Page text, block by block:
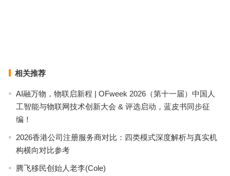
相关推荐
AI融万物，物联启新程 | OFweek 2026（第十一届）中国人
工智能与物联网技术创新大会 & 评选启动，蓝皮书同步征
编！
2026香港公司注册服务商对比：四类模式深度解析与真实机
构横向对比参考
腾飞移民创始人老李(Cole)